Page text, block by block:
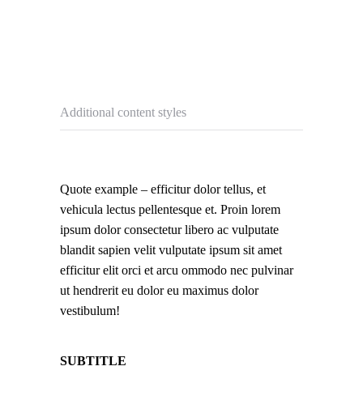
Additional content styles
Quote example – efficitur dolor tellus, et
vehicula lectus pellentesque et. Proin lorem
ipsum dolor consectetur libero ac vulputate
blandit sapien velit vulputate ipsum sit amet
efficitur elit orci et arcu ommodo nec pulvinar
ut hendrerit eu dolor eu maximus dolor
vestibulum!
SUBTITLE